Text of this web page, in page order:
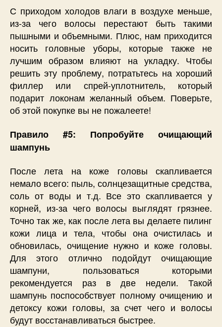
С приходом холодов влаги в воздухе меньше,
из-за чего волосы перестают быть такими
пышными и объемными. Плюс, нам приходится
носить головные уборы, которые также не
лучшим образом влияют на укладку. Чтобы
решить эту проблему, потратьтесь на хороший
филлер или спрей-уплотнитель, который
подарит локонам желанный объем. Поверьте,
об этой покупке вы не пожалеете!
Правило #5: Попробуйте очищающий
шампунь
После лета на коже головы скапливается
немало всего: пыль, солнцезащитные средства,
соль от воды и т.д. Все это скапливается у
корней, из-за чего волосы выглядят грязнее.
Точно так же, как после лета вы делаете пилинг
кожи лица и тела, чтобы она очистилась и
обновилась, очищение нужно и коже головы.
Для этого отлично подойдут очищающие
шампуни, пользоваться которыми
рекомендуется раз в две недели. Такой
шампунь поспособствует полному очищению и
детоксу кожи головы, за счет чего и волосы
будут восстанавливаться быстрее.